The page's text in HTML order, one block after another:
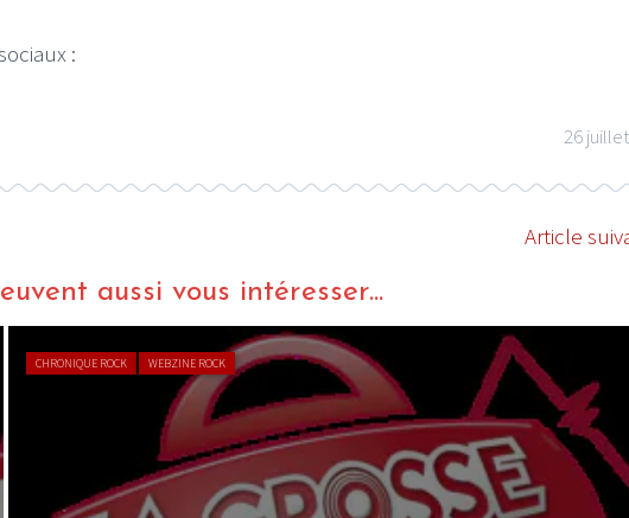
:
26
Article
aussi vous intéresser...
CHRONIQUE ROCK WEBZINE ROCK